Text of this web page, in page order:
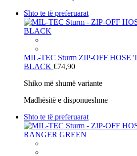
Shto te të preferuarat
MIL-TEC Sturm ZIP-OFF HOSE
BLACK €74,90
Shiko më shumë variante
Madhësitë e disponueshme
Shto te të preferuarat